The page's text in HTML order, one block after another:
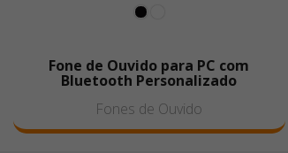
Fone de Ouvido para PC com
Bluetooth Personalizado
Fones de Ouvido